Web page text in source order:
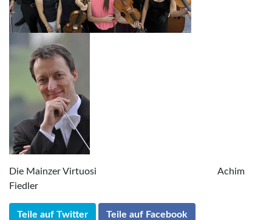
Die Mainzer Virtuosi Achim
Fiedler
Teile auf Twitter Teile auf Facebook